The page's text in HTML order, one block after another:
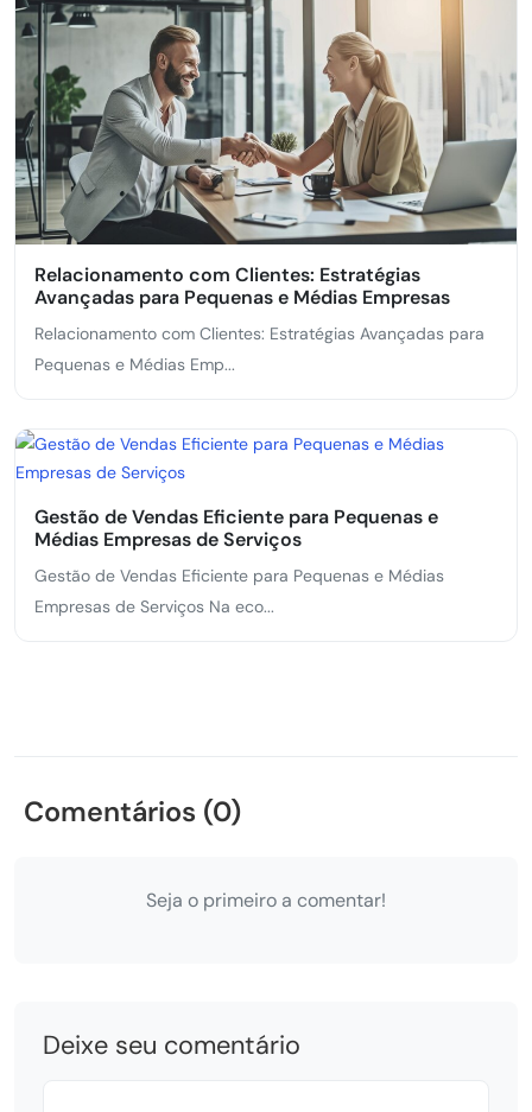
Relacionamento com Clientes: Estratégias
Avançadas para Pequenas e Médias Empresas
Relacionamento com Clientes: Estratégias Avançadas para
Pequenas e Médias Emp...
Gestão de Vendas Eficiente para Pequenas e
Médias Empresas de Serviços
Gestão de Vendas Eficiente para Pequenas e Médias
Empresas de Serviços Na eco...
Comentários (0)
Seja o primeiro a comentar!
Deixe seu comentário